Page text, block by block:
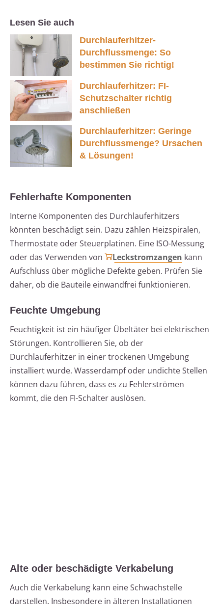
Lesen Sie auch
Durchlauferhitzer-
Durchflussmenge: So
bestimmen Sie richtig!
Durchlauferhitzer: FI-
Schutzschalter richtig
anschließen
Durchlauferhitzer: Geringe
Durchflussmenge? Ursachen
& Lösungen!
Fehlerhafte Komponenten
Interne Komponenten des Durchlauferhitzers
könnten beschädigt sein. Dazu zählen Heizspiralen,
Thermostate oder Steuerplatinen. Eine ISO-Messung
oder das Verwenden von
Leckstromzangen kann
Aufschluss über mögliche Defekte geben. Prüfen Sie
daher, ob die Bauteile einwandfrei funktionieren.
Feuchte Umgebung
Feuchtigkeit ist ein häufiger Übeltäter bei elektrischen
Störungen. Kontrollieren Sie, ob der
Durchlauferhitzer in einer trockenen Umgebung
installiert wurde. Wasserdampf oder undichte Stellen
können dazu führen, dass es zu Fehlerströmen
kommt, die den FI-Schalter auslösen.
Alte oder beschädigte Verkabelung
Auch die Verkabelung kann eine Schwachstelle
darstellen. Insbesondere in älteren Installationen